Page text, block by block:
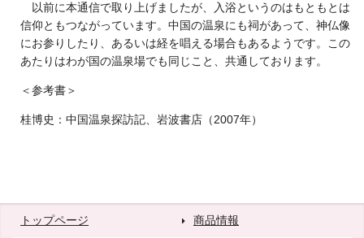
以前に本通信で取り上げましたが、入浴というのはもともとは
信仰ともつながっています。中国の温泉にも祠があって、神仏像
にお参りしたり、あるいは経を唱える場合もあるようです。この
あたりはわが国の温泉場でも同じこと、共通しております。
＜参考書＞
桂博史：中国温泉探訪記、岩波書店（2007年）
トップページ 商品情報